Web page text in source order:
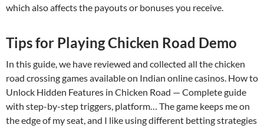
which also affects the payouts or bonuses you receive.
Tips for Playing Chicken Road Demo
In this guide, we have reviewed and collected all the chicken
road crossing games available on Indian online casinos. How to
Unlock Hidden Features in Chicken Road — Complete guide
with step-by-step triggers, platform… The game keeps me on
the edge of my seat, and I like using different betting strategies